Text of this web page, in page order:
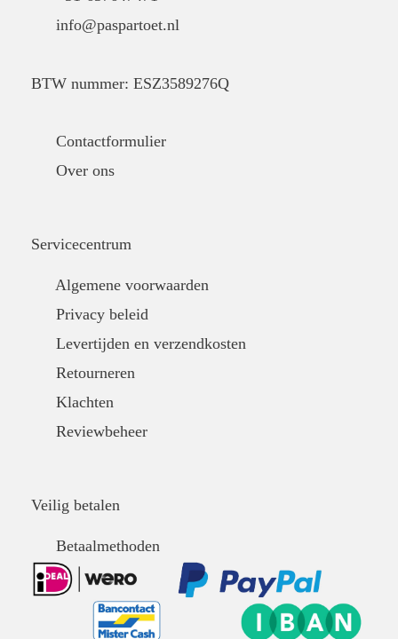
info@paspartoet.nl
BTW nummer: ESZ3589276Q
Contactformulier
Over ons
Servicecentrum
Algemene voorwaarden
Privacy beleid
Levertijden en verzendkosten
Retourneren
Klachten
Reviewbeheer
Veilig betalen
Betaalmethoden